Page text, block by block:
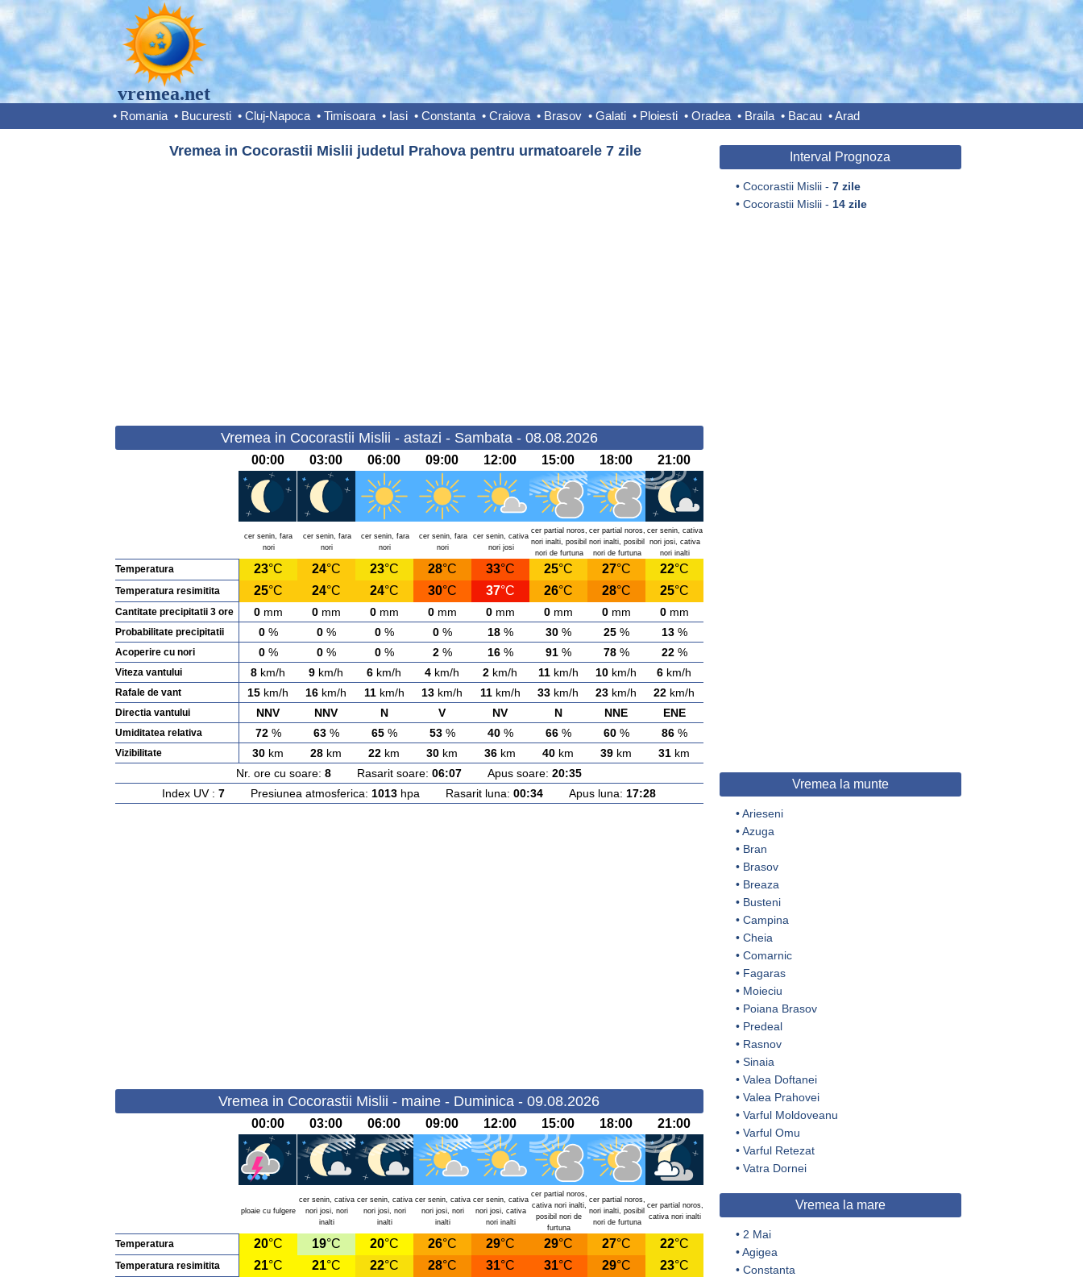
vremea.net
• Romania • Bucuresti • Cluj-Napoca • Timisoara • Iasi • Constanta • Craiova • Brasov • Galati • Ploiesti • Oradea • Braila • Bacau •Arad
Vremea in Cocorastii Mislii judetul Prahova pentru urmatoarele 7 zile
Vremea in Cocorastii Mislii - astazi - Sambata - 08.08.2026
00:00 03:00 06:00 09:00 12:00 15:00 18:00 21:00
cer senin, fara
nori
cer senin, fara
nori
cer senin, fara
nori
cer senin, fara
nori
cer senin, cativa
nori josi
cer partial noros,
nori inalti, posibil
nori de furtuna
cer partial noros,
nori inalti, posibil
nori de furtuna
cer senin, cativa
nori josi, cativa
nori inalti
Temperatura 23°C 24°C 23°C 28°C 33°C 25°C 27°C 22°C
Temperatura resimitita 25°C 24°C 24°C 30°C 37°C 26°C 28°C 25°C
Cantitate precipitatii 3 ore 0mm 0mm 0mm 0mm 0mm 0mm 0mm 0mm
Probabilitate precipitatii 0% 0% 0% 0% 18% 30% 25% 13%
Acoperire cu nori 0% 0% 0% 2% 16% 91% 78% 22%
Viteza vantului 8 km/h 9 km/h 6 km/h 4 km/h 2 km/h 11km/h 10 km/h 6 km/h
Rafale de vant 15 km/h 16 km/h 11km/h 13 km/h 11km/h 33 km/h 23 km/h 22 km/h
Directia vantului NNV NNV N V NV N NNE ENE
Umiditatea relativa 72% 63% 65% 53% 40% 66% 60% 86%
Vizibilitate 30 km 28 km 22 km 30 km 36 km 40 km 39 km 31 km
Nr. ore cu soare: 8 Rasarit soare: 06:07 Apus soare: 20:35
Index UV : 7 Presiunea atmosferica: 1013 hpa Rasarit luna: 00:34 Apus luna: 17:28
Vremea in Cocorastii Mislii - maine - Duminica - 09.08.2026
00:00 03:00 06:00 09:00 12:00 15:00 18:00 21:00
ploaie cu fulgere
cer senin, cativa
nori josi, nori
inalti
cer senin, cativa
nori josi, nori
inalti
cer senin, cativa
nori josi, nori
inalti
cer senin, cativa
nori josi, cativa
nori inalti
cer partial noros,
cativa nori inalti,
posibil nori de
furtuna
cer partial noros,
nori inalti, posibil
nori de furtuna
cer partial noros,
cativa nori inalti
Temperatura 20°C 19°C 20°C 26°C 29°C 29°C 27°C 22°C
Temperatura resimitita 21°C 21°C 22°C 28°C 31°C 31°C 29°C 23°C
Interval Prognoza
• Cocorastii Mislii - 7 zile
• Cocorastii Mislii - 14 zile
Vremea la munte
•Arieseni
•Azuga
• Bran
• Brasov
• Breaza
• Busteni
• Campina
• Cheia
• Comarnic
• Fagaras
• Moieciu
• Poiana Brasov
• Predeal
• Rasnov
• Sinaia
• Valea Doftanei
• Valea Prahovei
• Varful Moldoveanu
• Varful Omu
• Varful Retezat
• Vatra Dornei
Vremea la mare
• 2 Mai
•Agigea
• Constanta